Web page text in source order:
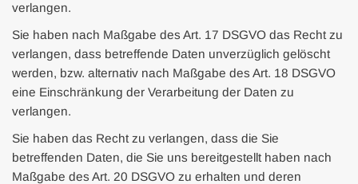
verlangen.
Sie haben nach Maßgabe des Art. 17 DSGVO das Recht zu
verlangen, dass betreffende Daten unverzüglich gelöscht
werden, bzw. alternativ nach Maßgabe des Art. 18 DSGVO
eine Einschränkung der Verarbeitung der Daten zu
verlangen.
Sie haben das Recht zu verlangen, dass die Sie
betreffenden Daten, die Sie uns bereitgestellt haben nach
Maßgabe des Art. 20 DSGVO zu erhalten und deren